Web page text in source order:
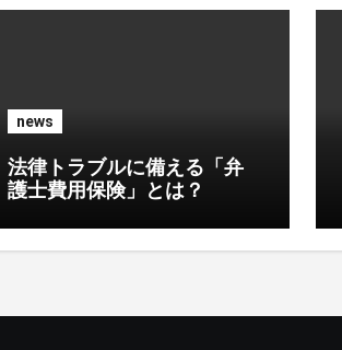
news
法律トラブルに備える「弁
護士費用保険」とは？